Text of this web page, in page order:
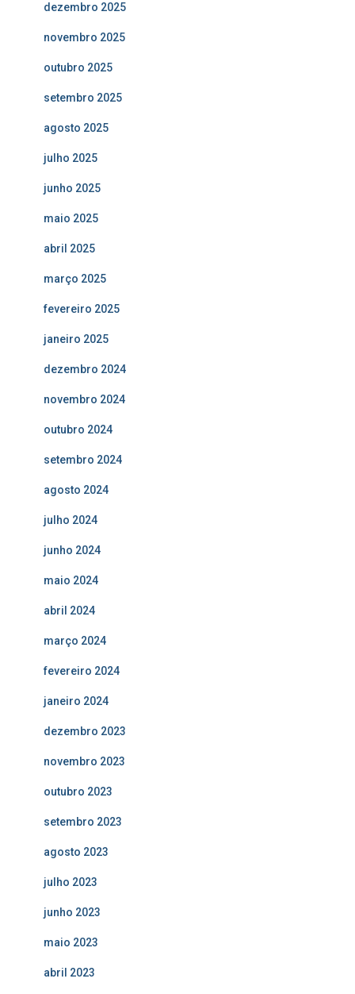
dezembro 2025
novembro 2025
outubro 2025
setembro 2025
agosto 2025
julho 2025
junho 2025
maio 2025
abril 2025
março 2025
fevereiro 2025
janeiro 2025
dezembro 2024
novembro 2024
outubro 2024
setembro 2024
agosto 2024
julho 2024
junho 2024
maio 2024
abril 2024
março 2024
fevereiro 2024
janeiro 2024
dezembro 2023
novembro 2023
outubro 2023
setembro 2023
agosto 2023
julho 2023
junho 2023
maio 2023
abril 2023